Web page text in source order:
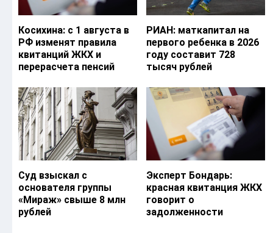
Косихина: с 1 августа в
РФ изменят правила
квитанций ЖКХ и
перерасчета пенсий
РИАН: маткапитал на
первого ребенка в 2026
году составит 728
тысяч рублей
Суд взыскал с
основателя группы
«Мираж» свыше 8 млн
рублей
Эксперт Бондарь:
красная квитанция ЖКХ
говорит о
задолженности